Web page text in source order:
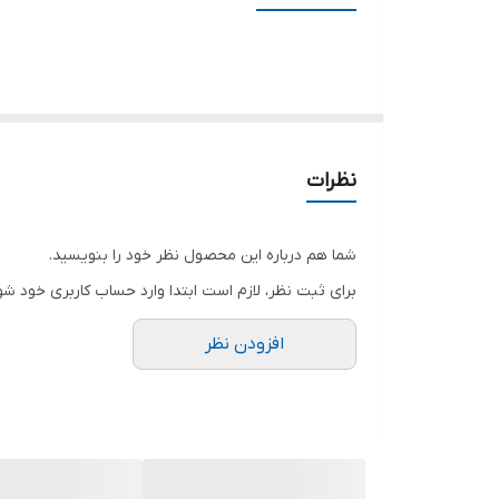
نظرات
شما هم درباره این محصول نظر خود را بنویسید.
برای ثبت نظر، لازم است ابتدا وارد حساب کاربری خود
افزودن نظر